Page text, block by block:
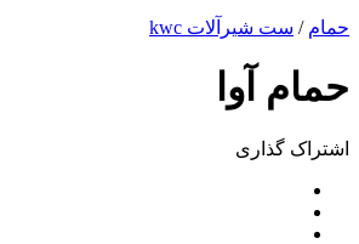
حمام / ست شیرآلات kwc
حمام آوا
اشتراک ‌گذاری